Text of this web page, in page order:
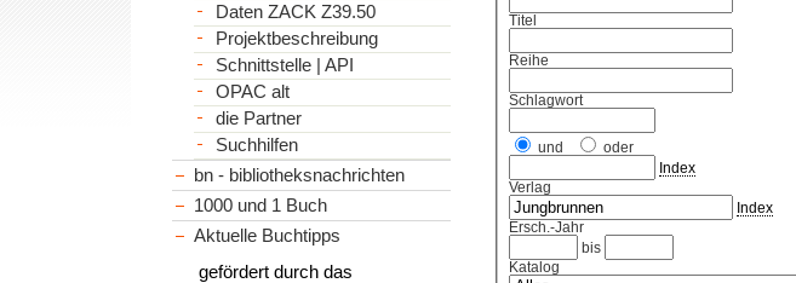
Titel
Reihe
Schlagwort
und
oder
Index
Verlag
Index
Ersch.-Jahr
bis
Katalog
Daten ZACK Z39.50
Projektbeschreibung
Schnittstelle | API
OPAC alt
die Partner
Suchhilfen
bn - bibliotheksnachrichten
1000 und 1 Buch
Aktuelle Buchtipps
gefördert durch das